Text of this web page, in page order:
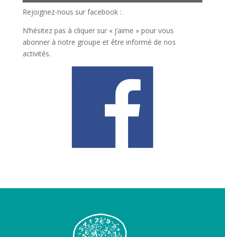
Rejoignez-nous sur facebook :
N’hésitez pas à cliquer sur « j’aime » pour vous
abonner à notre groupe et être informé de nos
activités.